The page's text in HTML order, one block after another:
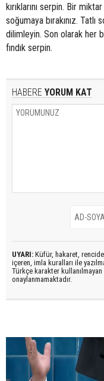
kırıklarını serpin. Bir
soğumaya bırakınız.
dilimleyin. Son olarak her
fındık serpin.
HABERE YORUM KAT
UYARI: Küfür, hakaret,
içeren, imla kuralları ile
Türkçe karakter
onaylanmamaktadır.